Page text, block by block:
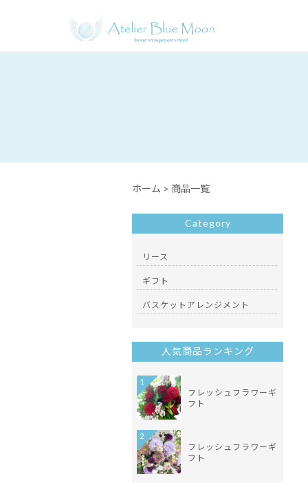
ホーム > 商品一覧
Category
リース
ギフト
バスケットアレンジメント
人気商品ランキング
フレッシュフラワーギ
フト
1
フレッシュフラワーギ
フト
2